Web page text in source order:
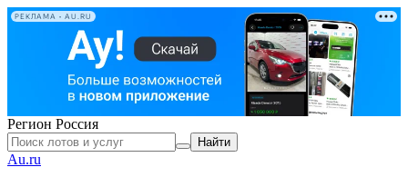
РЕКЛАМА • AU.RU
Регион Россия
Найти
Au.ru